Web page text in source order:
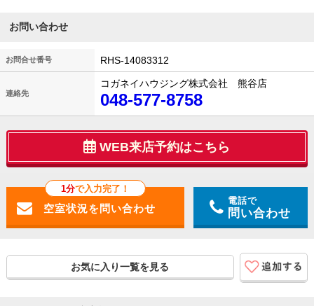
お問い合わせ
お問合せ番号 RHS-14083312
連絡先
コガネイハウジング株式会社 熊谷店
048-577-8758
WEB来店予約はこちら
1分で入力完了！
電話で
問い合わせ
お気に入り一覧を見る